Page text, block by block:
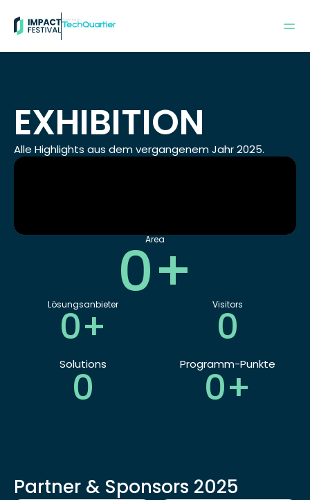
Powered by:
EXHIBITION
Alle Highlights aus dem vergangenem Jahr 2025.
Area
0+
Lösungsanbieter
0+ Visitors
0
Solutions
0 Programm-Punkte
0+
Partner & Sponsors 2025